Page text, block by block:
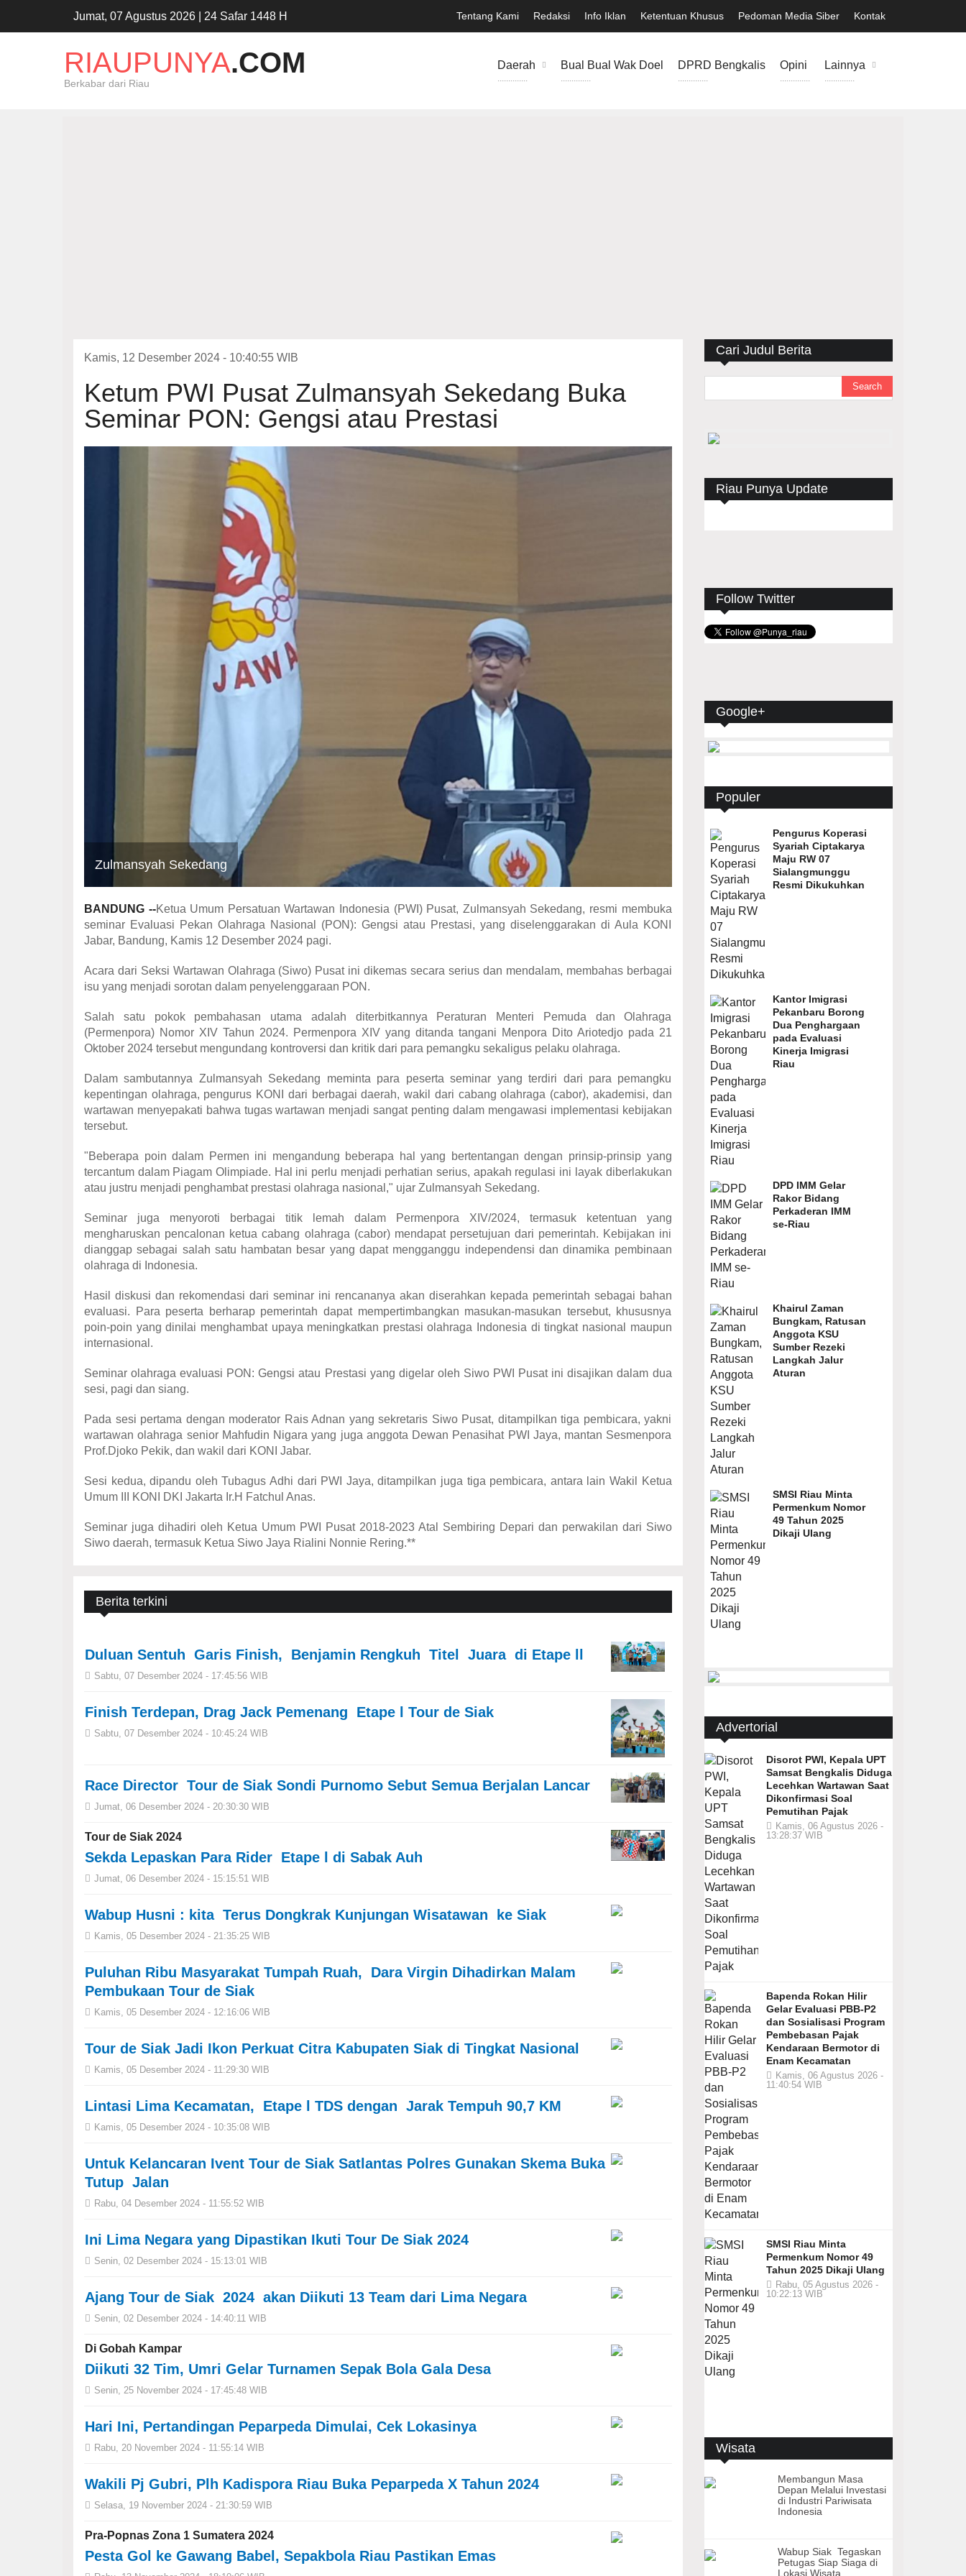
Jumat, 07 Agustus 2026 | 24 Safar 1448 H Tentang Kami Redaksi Info Iklan Ketentuan Khusus Pedoman Media Siber Kontak
RIAUPUNYA.COM
Berkabar dari Riau
Daerah
..............
Bual Bual Wak Doel
..............
DPRD Bengkalis
..............
Opini
..............
Lainnya
..............
Kamis, 12 Desember 2024 - 10:40:55 WIB
Ketum PWI Pusat Zulmansyah Sekedang Buka
Seminar PON: Gengsi atau Prestasi
Zulmansyah Sekedang
BANDUNG --Ketua Umum Persatuan Wartawan Indonesia (PWI) Pusat, Zulmansyah Sekedang, resmi membuka
seminar Evaluasi Pekan Olahraga Nasional (PON): Gengsi atau Prestasi, yang diselenggarakan di Aula KONI
Jabar, Bandung, Kamis 12 Desember 2024 pagi.
Acara dari Seksi Wartawan Olahraga (Siwo) Pusat ini dikemas secara serius dan mendalam, membahas berbagai
isu yang menjadi sorotan dalam penyelenggaraan PON.
Salah satu pokok pembahasan utama adalah diterbitkannya Peraturan Menteri Pemuda dan Olahraga
(Permenpora) Nomor XIV Tahun 2024. Permenpora XIV yang ditanda tangani Menpora Dito Ariotedjo pada 21
Oktober 2024 tersebut mengundang kontroversi dan kritik dari para pemangku sekaligus pelaku olahraga.
Dalam sambutannya Zulmansyah Sekedang meminta para peserta seminar yang terdiri dari para pemangku
kepentingan olahraga, pengurus KONI dari berbagai daerah, wakil dari cabang olahraga (cabor), akademisi, dan
wartawan menyepakati bahwa tugas wartawan menjadi sangat penting dalam mengawasi implementasi kebijakan
tersebut.
"Beberapa poin dalam Permen ini mengandung beberapa hal yang bertentangan dengan prinsip-prinsip yang
tercantum dalam Piagam Olimpiade. Hal ini perlu menjadi perhatian serius, apakah regulasi ini layak diberlakukan
atau justru menjadi penghambat prestasi olahraga nasional," ujar Zulmansyah Sekedang.
Seminar juga menyoroti berbagai titik lemah dalam Permenpora XIV/2024, termasuk ketentuan yang
mengharuskan pencalonan ketua cabang olahraga (cabor) mendapat persetujuan dari pemerintah. Kebijakan ini
dianggap sebagai salah satu hambatan besar yang dapat mengganggu independensi dan dinamika pembinaan
olahraga di Indonesia.
Hasil diskusi dan rekomendasi dari seminar ini rencananya akan diserahkan kepada pemerintah sebagai bahan
evaluasi. Para peserta berharap pemerintah dapat mempertimbangkan masukan-masukan tersebut, khususnya
poin-poin yang dinilai menghambat upaya meningkatkan prestasi olahraga Indonesia di tingkat nasional maupun
internasional.
Seminar olahraga evaluasi PON: Gengsi atau Prestasi yang digelar oleh Siwo PWI Pusat ini disajikan dalam dua
sesi, pagi dan siang.
Pada sesi pertama dengan moderator Rais Adnan yang sekretaris Siwo Pusat, ditampilkan tiga pembicara, yakni
wartawan olahraga senior Mahfudin Nigara yang juga anggota Dewan Penasihat PWI Jaya, mantan Sesmenpora
Prof.Djoko Pekik, dan wakil dari KONI Jabar.
Sesi kedua, dipandu oleh Tubagus Adhi dari PWI Jaya, ditampilkan juga tiga pembicara, antara lain Wakil Ketua
Umum III KONI DKI Jakarta Ir.H Fatchul Anas.
Seminar juga dihadiri oleh Ketua Umum PWI Pusat 2018-2023 Atal Sembiring Depari dan perwakilan dari Siwo
Siwo daerah, termasuk Ketua Siwo Jaya Rialini Nonnie Rering.**
Berita terkini
Duluan Sentuh Garis Finish, Benjamin Rengkuh Titel Juara di Etape ll
Sabtu, 07 Desember 2024 - 17:45:56 WIB
Finish Terdepan, Drag Jack Pemenang Etape l Tour de Siak
Sabtu, 07 Desember 2024 - 10:45:24 WIB
Race Director Tour de Siak Sondi Purnomo Sebut Semua Berjalan Lancar
Jumat, 06 Desember 2024 - 20:30:30 WIB
Tour de Siak 2024
Sekda Lepaskan Para Rider Etape l di Sabak Auh
Jumat, 06 Desember 2024 - 15:15:51 WIB
Wabup Husni : kita Terus Dongkrak Kunjungan Wisatawan ke Siak
Kamis, 05 Desember 2024 - 21:35:25 WIB
Puluhan Ribu Masyarakat Tumpah Ruah, Dara Virgin Dihadirkan Malam
Pembukaan Tour de Siak
Kamis, 05 Desember 2024 - 12:16:06 WIB
Tour de Siak Jadi Ikon Perkuat Citra Kabupaten Siak di Tingkat Nasional
Kamis, 05 Desember 2024 - 11:29:30 WIB
Lintasi Lima Kecamatan, Etape l TDS dengan Jarak Tempuh 90,7 KM
Kamis, 05 Desember 2024 - 10:35:08 WIB
Untuk Kelancaran Ivent Tour de Siak Satlantas Polres Gunakan Skema Buka
Tutup Jalan
Rabu, 04 Desember 2024 - 11:55:52 WIB
Ini Lima Negara yang Dipastikan Ikuti Tour De Siak 2024
Senin, 02 Desember 2024 - 15:13:01 WIB
Ajang Tour de Siak 2024 akan Diikuti 13 Team dari Lima Negara
Senin, 02 Desember 2024 - 14:40:11 WIB
Di Gobah Kampar
Diikuti 32 Tim, Umri Gelar Turnamen Sepak Bola Gala Desa
Senin, 25 November 2024 - 17:45:48 WIB
Hari Ini, Pertandingan Peparpeda Dimulai, Cek Lokasinya
Rabu, 20 November 2024 - 11:55:14 WIB
Wakili Pj Gubri, Plh Kadispora Riau Buka Peparpeda X Tahun 2024
Selasa, 19 November 2024 - 21:30:59 WIB
Pra-Popnas Zona 1 Sumatera 2024
Pesta Gol ke Gawang Babel, Sepakbola Riau Pastikan Emas
Cari Judul Berita
Riau Punya Update
Follow Twitter
Google+
Populer
Pengurus Koperasi
Syariah Ciptakarya
Maju RW 07
Sialangmunggu
Resmi Dikukuhkan
Kantor Imigrasi
Pekanbaru Borong
Dua Penghargaan
pada Evaluasi
Kinerja Imigrasi
Riau
DPD IMM Gelar
Rakor Bidang
Perkaderan IMM
se-Riau
Khairul Zaman
Bungkam, Ratusan
Anggota KSU
Sumber Rezeki
Langkah Jalur
Aturan
SMSI Riau Minta
Permenkum Nomor
49 Tahun 2025
Dikaji Ulang
Advertorial
Disorot PWI, Kepala UPT
Samsat Bengkalis Diduga
Lecehkan Wartawan Saat
Dikonfirmasi Soal
Pemutihan Pajak
Kamis, 06 Agustus 2026 -
13:28:37 WIB
Bapenda Rokan Hilir
Gelar Evaluasi PBB-P2
dan Sosialisasi Program
Pembebasan Pajak
Kendaraan Bermotor di
Enam Kecamatan
Kamis, 06 Agustus 2026 -
11:40:54 WIB
SMSI Riau Minta
Permenkum Nomor 49
Tahun 2025 Dikaji Ulang
Rabu, 05 Agustus 2026 -
10:22:13 WIB
Wisata
Membangun Masa
Depan Melalui Investasi
di Industri Pariwisata
Indonesia
Wabup Siak Tegaskan
Petugas Siap Siaga di
Lokasi Wisata